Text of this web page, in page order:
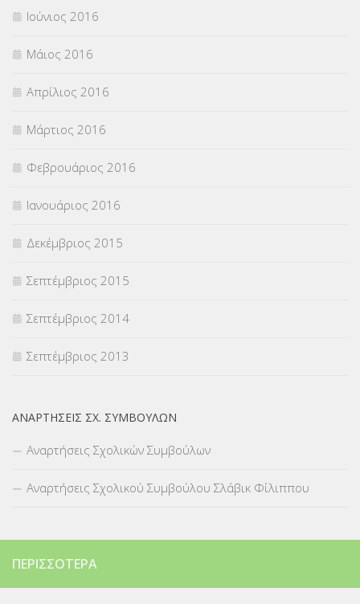
Ιούνιος 2016
Μάιος 2016
Απρίλιος 2016
Μάρτιος 2016
Φεβρουάριος 2016
Ιανουάριος 2016
Δεκέμβριος 2015
Σεπτέμβριος 2015
Σεπτέμβριος 2014
Σεπτέμβριος 2013
ΑΝΑΡΤΉΣΕΙΣ ΣΧ. ΣΥΜΒΟΎΛΩΝ
Αναρτήσεις Σχολικών Συμβούλων
Αναρτήσεις Σχολικού Συμβούλου Σλάβικ Φίλιππου
ΠΕΡΙΣΣΌΤΕΡΑ